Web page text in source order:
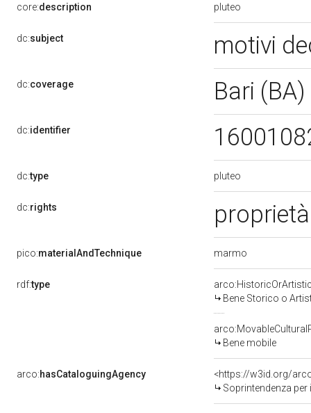
core:description pluteo
dc:subject motivi
dc:coverage Bari (BA)
dc:identifier
dc:type pluteo
dc:rights
pico:materialAndTechnique marmo
rdf:type
Bene Storico o
Bene mobile
arco:hasCataloguingAgency
<https://w3id.org/
Soprintendenza